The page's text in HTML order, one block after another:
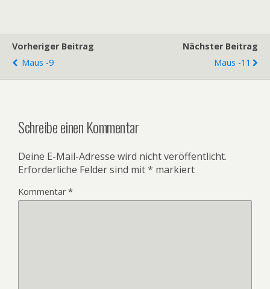
Vorheriger Beitrag
Maus -9
Nächster Beitrag
Maus -11
Schreibe einen Kommentar
Deine E-Mail-Adresse wird nicht veröffentlicht.
Erforderliche Felder sind mit* markiert
Kommentar*